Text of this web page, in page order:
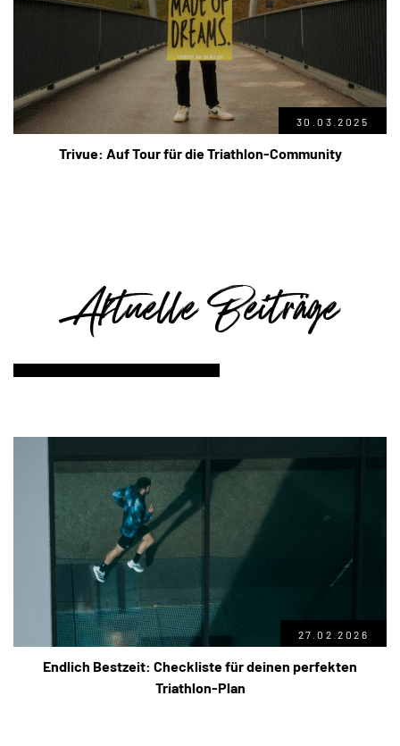
30.03.2025
Trivue: Auf Tour für die Triathlon-Community
Aktuelle Beiträge
27.02.2026
Endlich Bestzeit: Checkliste für deinen perfekten
Triathlon-Plan